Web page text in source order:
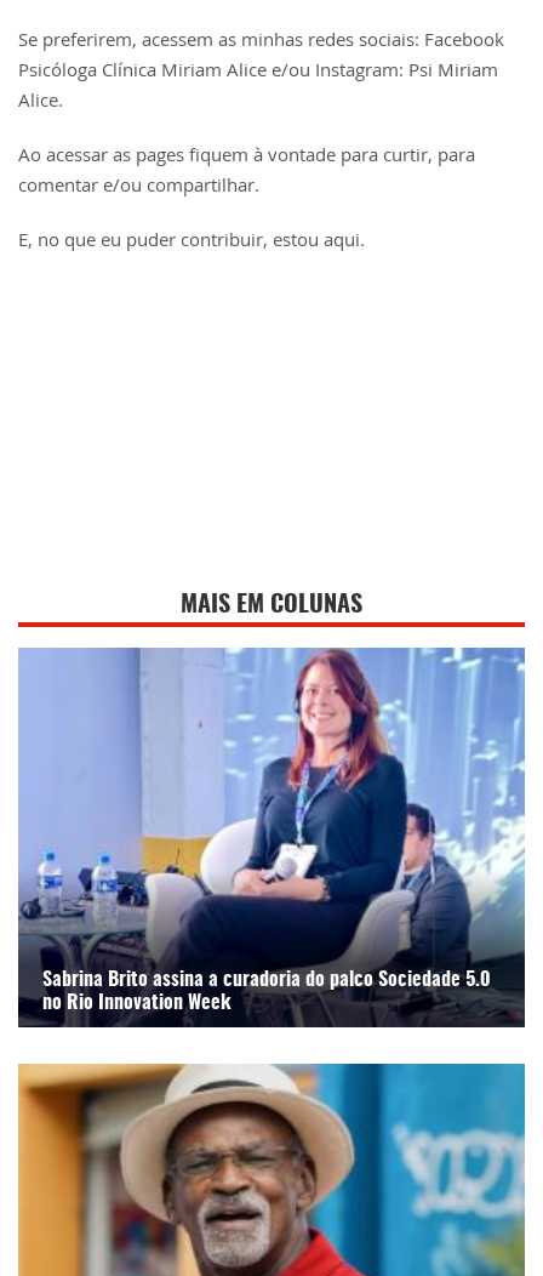
Se preferirem, acessem as minhas redes sociais: Facebook
Psicóloga Clínica Miriam Alice e/ou Instagram: Psi Miriam
Alice.
Ao acessar as pages fiquem à vontade para curtir, para
comentar e/ou compartilhar.
E, no que eu puder contribuir, estou aqui.
MAIS EM COLUNAS
Sabrina Brito assina a curadoria do palco Sociedade 5.0
no Rio Innovation Week